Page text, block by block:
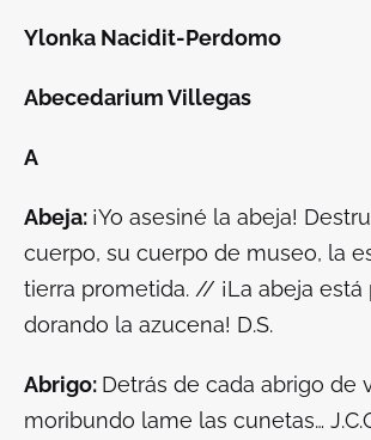
Ylonka Nacidit-Perdomo
Abecedarium Villegas
A
Abeja: ¡Yo asesiné la abeja!
cuerpo, su cuerpo de museo, la
tierra prometida. // ¡La abeja está
dorando la azucena! D.S.
Abrigo: Detrás de cada abrigo de
moribundo lame las cunetas…